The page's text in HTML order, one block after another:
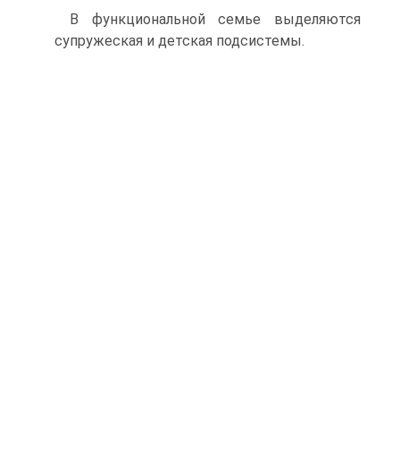
В функциональной семье выделяются
супружеская и детская подсистемы.